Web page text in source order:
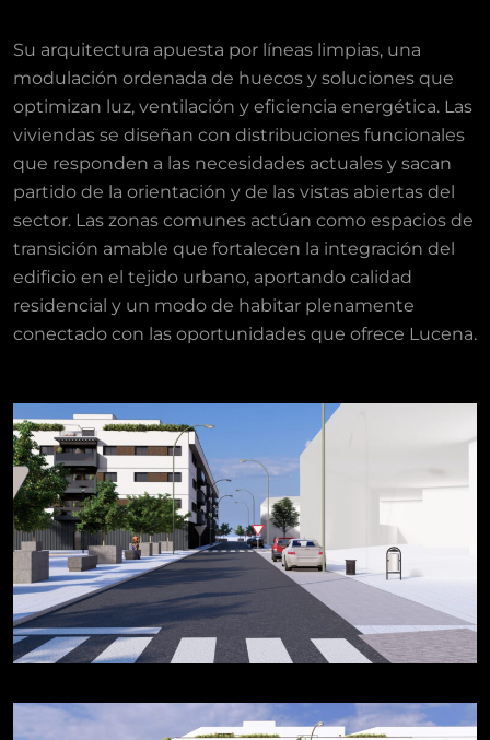
Su arquitectura apuesta por líneas limpias, una
modulación ordenada de huecos y soluciones que
optimizan luz, ventilación y eficiencia energética. Las
viviendas se diseñan con distribuciones funcionales
que responden a las necesidades actuales y sacan
partido de la orientación y de las vistas abiertas del
sector. Las zonas comunes actúan como espacios de
transición amable que fortalecen la integración del
edificio en el tejido urbano, aportando calidad
residencial y un modo de habitar plenamente
conectado con las oportunidades que ofrece Lucena.